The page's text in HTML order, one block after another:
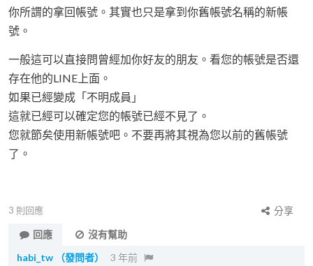
你所謂的拿回帳號。其實也只是拿到你舊帳號名稱的新帳
號。
一般這可以直接問曾經加你好友的朋友。看您的帳號是否還
存在他的LINE上面。
如果已經變成「不明成員」
這就已經可以確定您的帳號已經不見了。
您就節矣使用新帳號吧。不要再將其視為您以前的舊帳號
了。
3 則回應
分享
回應
沒有幫助
habi_tw
（發問者） 3 年前